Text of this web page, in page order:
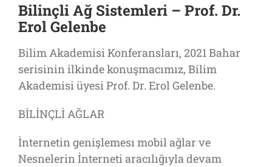
Bilinçli Ağ Sistemleri – Prof. Dr.
Erol Gelenbe
Bilim Akademisi Konferansları, 2021 Bahar
serisinin ilkinde konuşmacımız, Bilim
Akademisi üyesi Prof. Dr. Erol Gelenbe.
BİLİNÇLİ AĞLAR
İnternetin genişlemesı mobil ağlar ve
Nesnelerin İnterneti aracılığıyla devam